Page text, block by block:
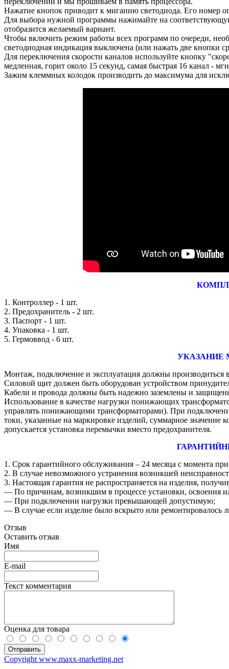
Нажатие кнопок приводит к миганию светодиода. Его номер
Для выбора нужной программы нажимайте на
отобразится желаемый вариант.
Чтобы включить режим работы всех программ по очереди,
светодиодная индикация выключена (или нажать две кнопки
Для переключения скорости каналов используйте кнопку
медленная, горит около 15 секунд, самая быстрая 16 канал -
Зажим клеммных колодок производить до максимума для
1. Контроллер - 1 шт.
2. Предохранитель - 2 шт.
3. Паспорт - 1 шт.
4. Упаковка - 1 шт.
5. Гермоввод - 6 шт.
УКАЗАНИЕ
Монтаж, подключение и эксплуатация должны производиться
Силовой щит должен быть оборудован устройством
Кабели и провода должны быть надежно заземлены и
Использование в качестве нагрузки понижающих
управлять понижающими трансформаторами). При
токи, указанные на маркировке изделий, суммарное
допускается установка перемычки вместо предохранителя.
1. Срок гарантийного обслуживания – 24 месяца с момента
2. В случае невозможного устранения возникшей
3. Настоящая гарантия не распространяется на изделия,
― По причинам, возникшим в процессе установки, освоения
― При подключении нагрузки превышающей допустимую;
― В случае если изделие было вскрыто или ремонтировалось
Отзыв
Оставить отзыв
Имя
E-mail
Текст комментария
Оценка для товара
Copyright www.maxx-marketing.net